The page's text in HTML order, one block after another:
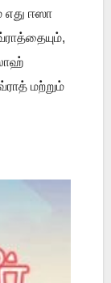
ஈஸா
மற்றும்